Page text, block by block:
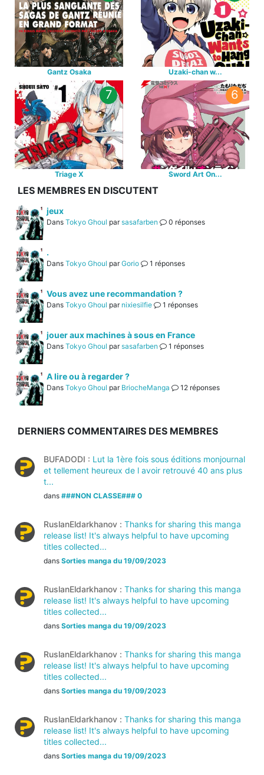
Gantz Osaka Uzaki-chan w...
7
Triage X
6
Sword Art On...
LES MEMBRES EN DISCUTENT
jeux
Dans Tokyo Ghoul parsasafarben 0 réponses
.
Dans Tokyo Ghoul parGorio 1 réponses
Vous avez une recommandation ?
Dans Tokyo Ghoul par nixiesilfie 1 réponses
jouer aux machines à sous en France
Dans Tokyo Ghoul parsasafarben 1 réponses
A lire ou à regarder ?
Dans Tokyo Ghoul par BriocheManga 12 réponses
DERNIERS COMMENTAIRES DES MEMBRES
BUFADODI : Lut la 1ère fois sous éditions monjournal
et tellement heureux de l avoir retrouvé 40 ans plus
t...
dans ###NON CLASSE### 0
RuslanEldarkhanov : Thanks for sharing this manga
release list! It's always helpful to have upcoming
titles collected...
dans Sorties manga du 19/09/2023
RuslanEldarkhanov : Thanks for sharing this manga
release list! It's always helpful to have upcoming
titles collected...
dans Sorties manga du 19/09/2023
RuslanEldarkhanov : Thanks for sharing this manga
release list! It's always helpful to have upcoming
titles collected...
dans Sorties manga du 19/09/2023
RuslanEldarkhanov : Thanks for sharing this manga
release list! It's always helpful to have upcoming
titles collected...
dans Sorties manga du 19/09/2023